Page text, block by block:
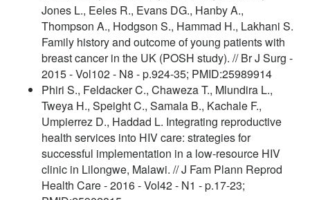
Jones L., Eeles R., Evans DG., Hanby A.,
Thompson A., Hodgson S., Hammad H., Lakhani S.
Family history and outcome of young patients with
breast cancer in the UK (POSH study). // Br J Surg -
2015 - Vol102 - N8 - p.924-35; PMID:25989914
Phiri S., Feldacker C., Chaweza T., Mlundira L.,
Tweya H., Speight C., Samala B., Kachale F.,
Umpierrez D., Haddad L. Integrating reproductive
health services into HIV care: strategies for
successful implementation in a low-resource HIV
clinic in Lilongwe, Malawi. // J Fam Plann Reprod
Health Care - 2016 - Vol42 - N1 - p.17-23;